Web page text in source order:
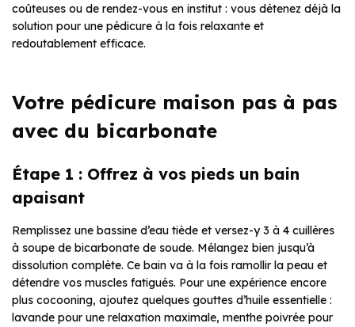
coûteuses ou de rendez-vous en institut : vous détenez déjà la
solution pour une pédicure à la fois relaxante et
redoutablement efficace.
Votre pédicure maison pas à pas
avec du bicarbonate
Étape 1 : Offrez à vos pieds un bain
apaisant
Remplissez une bassine d’eau tiède et versez-y 3 à 4 cuillères
à soupe de bicarbonate de soude. Mélangez bien jusqu’à
dissolution complète. Ce bain va à la fois ramollir la peau et
détendre vos muscles fatigués. Pour une expérience encore
plus cocooning, ajoutez quelques gouttes d’huile essentielle :
lavande pour une relaxation maximale, menthe poivrée pour